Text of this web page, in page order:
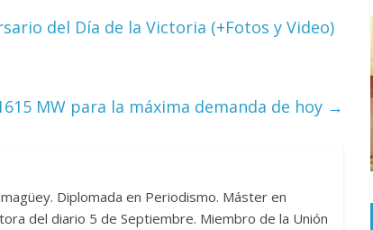
del Día de la Victoria (+Fotos y Video)
MW para la máxima demanda de hoy →
Diplomada en Periodismo. Máster en
del diario 5 de Septiembre. Miembro de la Unión
burguesía mexicana